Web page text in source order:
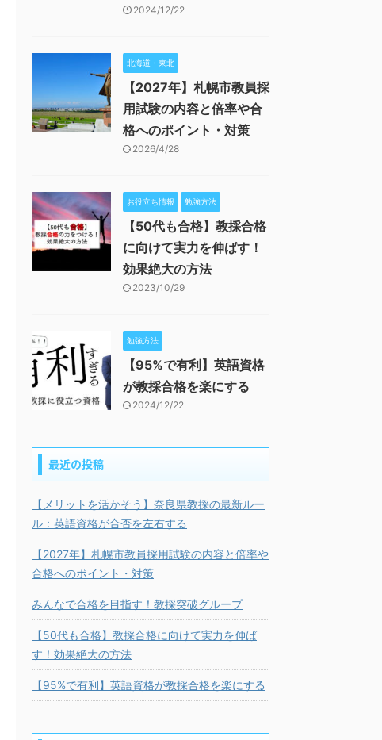
2024/12/22
北海道・東北
【2027年】札幌市教員採
用試験の内容と倍率や合
格へのポイント・対策
2026/4/28
お役立ち情報 勉強方法
【50代も合格】教採合格
に向けて実力を伸ばす！
効果絶大の方法
2023/10/29
勉強方法
【95%で有利】英語資格
が教採合格を楽にする
2024/12/22
最近の投稿
【メリットを活かそう】奈良県教採の最新ルー
ル：英語資格が合否を左右する
【2027年】札幌市教員採用試験の内容と倍率や
合格へのポイント・対策
みんなで合格を目指す！教採突破グループ
【50代も合格】教採合格に向けて実力を伸ば
す！効果絶大の方法
【95%で有利】英語資格が教採合格を楽にする